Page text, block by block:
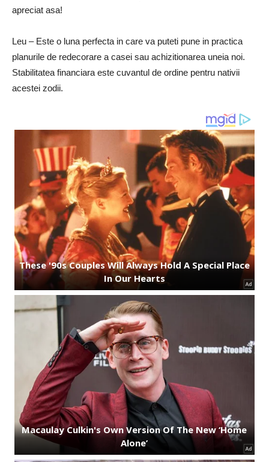
apreciat asa!
Leu – Este o luna perfecta in care va puteti pune in practica
planurile de redecorare a casei sau achizitionarea uneia noi.
Stabilitatea financiara este cuvantul de ordine pentru nativii
acestei zodii.